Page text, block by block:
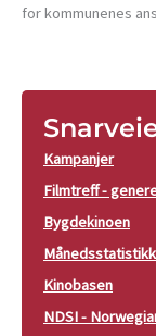
for kommunenes
Kampanjer
Filmtreff -
Bygdekinoen
Kinobasen
NDSI -